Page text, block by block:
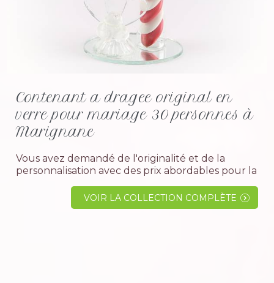
Contenant a dragee original en
verre pour mariage 30 personnes à
Marignane
Vous avez demandé de l'originalité et de la
personnalisation avec des prix abordables pour la
pour votre plus grand plaisir nous avons ce qu' il
VOIR LA COLLECTION COMPLÈTE